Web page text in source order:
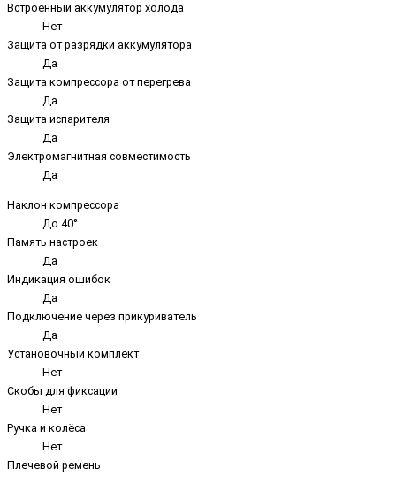
Встроенный аккумулятор холода
Нет
Защита от разрядки аккумулятора
Да
Защита компрессора от перегрева
Да
Защита испарителя
Да
Электромагнитная совместимость
Да
Наклон компрессора
До 40°
Память настроек
Да
Индикация ошибок
Да
Подключение через прикуриватель
Да
Установочный комплект
Нет
Скобы для фиксации
Нет
Ручка и колёса
Нет
Плечевой ремень